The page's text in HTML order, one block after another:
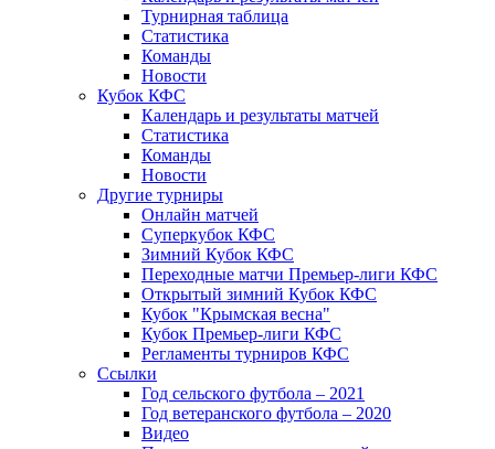
Турнирная таблица
Статистика
Команды
Новости
Кубок КФС
Календарь и результаты матчей
Статистика
Команды
Новости
Другие турниры
Онлайн матчей
Суперкубок КФС
Зимний Кубок КФС
Переходные матчи Премьер-лиги КФС
Открытый зимний Кубок КФС
Кубок "Крымская весна"
Кубок Премьер-лиги КФС
Регламенты турниров КФС
Ссылки
Год сельского футбола – 2021
Год ветеранского футбола – 2020
Видео